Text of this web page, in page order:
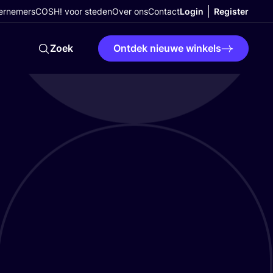
COSH! voor stedenOver onsContactLogin Register
Zoek Ontdek nieuwe winkels